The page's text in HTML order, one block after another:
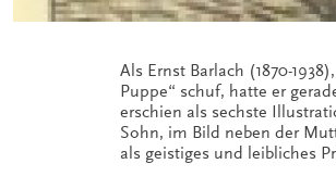
Als Ernst Barlach (1870-
Puppe“ schuf, hatte er
erschien als sechste
Sohn, im Bild neben der
als geistiges und leibliches